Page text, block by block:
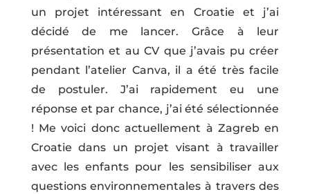
un projet intéressant en Croatie et j’ai
décidé de me lancer. Grâce à leur
présentation et au CV que j’avais pu créer
pendant l’atelier Canva, il a été très facile
de postuler. J’ai rapidement eu une
réponse et par chance, j’ai été sélectionnée
! Me voici donc actuellement à Zagreb en
Croatie dans un projet visant à travailler
avec les enfants pour les sensibiliser aux
questions environnementales à travers des